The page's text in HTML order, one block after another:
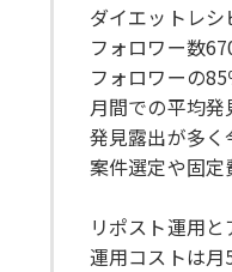
ダイエットレシ
フォロワー数
フォロワーの85
月間での平均発
発見露出が多く
案件選定や固定
リポスト運用
運用コストは月